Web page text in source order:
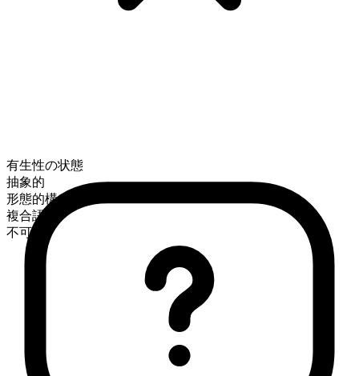
有生性の状態
抽象的
形態的構成
複合語
不可算